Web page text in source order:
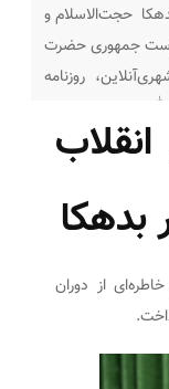
حجت‌الاسلام و
جمهوری حضرت
‌روزنامه
خامنه‌ای در زمان
و ما به عنوان
از دوران